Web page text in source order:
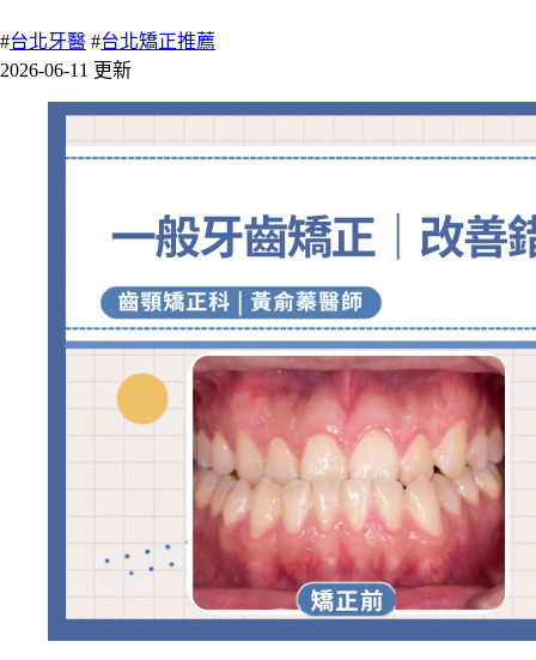
#台北牙醫 #台北矯正推薦
2026-06-11 更新